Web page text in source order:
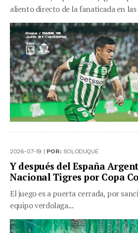
aliento directo de la fanaticada en
2026-07-19 | POR: SOLODUQUE
Y después del España
Nacional Tigres por Copa
El juego es a puerta cerrada, por
equipo verdolaga...